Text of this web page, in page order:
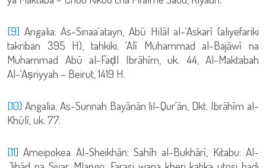
[9] Angalia: As-Sinaa‘atayn, Abū Hilāl al-‘Askarī (aliyefariki
takriban 395 H), tahkiki: ‘Alī Muhammad al-Bajāwī na
Muhammad Abū al-Faḍl Ibrāhīm, uk. 44, Al-Maktabah
Al-‘Aṣriyyah – Beirut, 1419 H.
[10] Angalia: As-Sunnah Bayānān lil-Qur'ān, Dkt. Ibrāhīm al-
Khūlī, uk. 77.
[11] Ameipokea Al-Sheikhān: Sahīh al-Bukhārī, Kitabu: Al-